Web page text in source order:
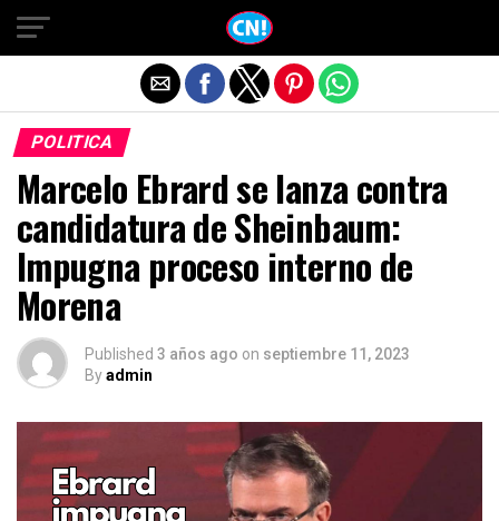
POLITICA
Marcelo Ebrard se lanza contra
candidatura de Sheinbaum:
Impugna proceso interno de
Morena
Published 3 años ago on septiembre 11, 2023
Byadmin
Salir de la versión móvil